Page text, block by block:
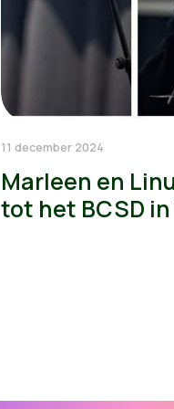
11 december 2024
Marleen en
tot het BCSD